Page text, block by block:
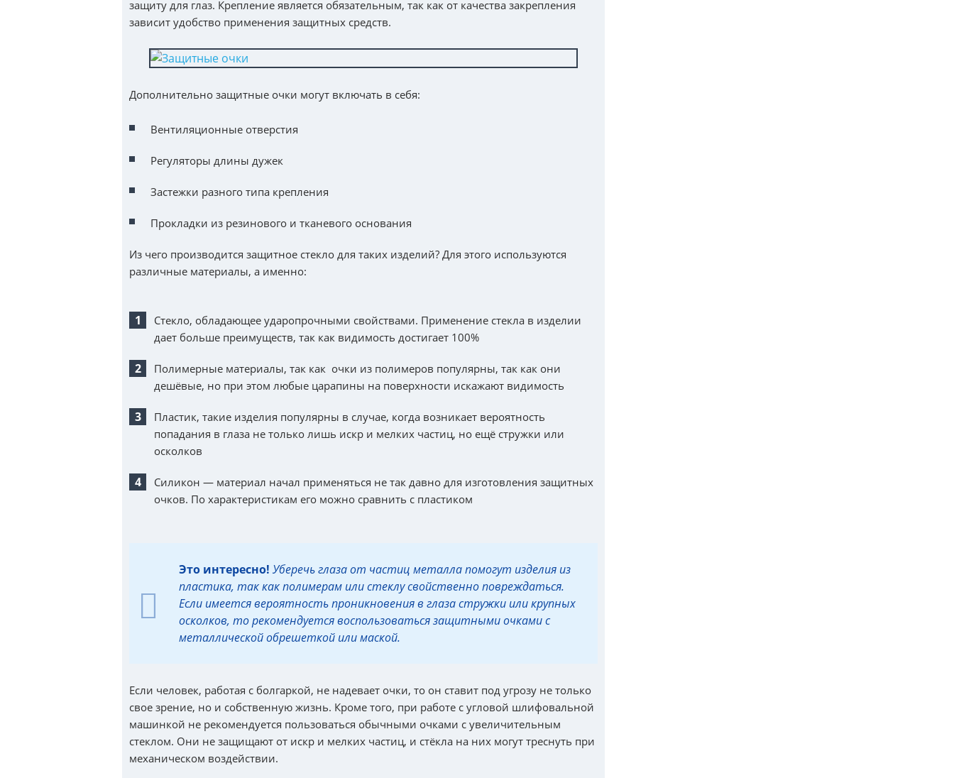
защиту для глаз. Крепление является обязательным, так как от качества закрепления
зависит удобство применения защитных средств.
Дополнительно защитные очки могут включать в себя:
Вентиляционные отверстия
Регуляторы длины дужек
Застежки разного типа крепления
Прокладки из резинового и тканевого основания
Из чего производится защитное стекло для таких изделий? Для этого используются
различные материалы, а именно:
Стекло, обладающее ударопрочными свойствами. Применение стекла в изделии
дает больше преимуществ, так как видимость достигает 100%
Полимерные материалы, так как очки из полимеров популярны, так как они
дешёвые, но при этом любые царапины на поверхности искажают видимость
Пластик, такие изделия популярны в случае, когда возникает вероятность
попадания в глаза не только лишь искр и мелких частиц, но ещё стружки или
осколков
Силикон — материал начал применяться не так давно для изготовления защитных
очков. По характеристикам его можно сравнить с пластиком
Это интересно! Уберечь глаза от частиц металла помогут изделия из
пластика, так как полимерам или стеклу свойственно повреждаться.
Если имеется вероятность проникновения в глаза стружки или крупных
осколков, то рекомендуется воспользоваться защитными очками с
металлической обрешеткой или маской.
Если человек, работая с болгаркой, не надевает очки, то он ставит под угрозу не только
свое зрение, но и собственную жизнь. Кроме того, при работе с угловой шлифовальной
машинкой не рекомендуется пользоваться обычными очками с увеличительным
стеклом. Они не защищают от искр и мелких частиц, и стёкла на них могут треснуть при
механическом воздействии.